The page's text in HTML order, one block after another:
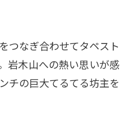
つなぎ合わせてタペスト
岩木山への熱い思いが感
チの巨大てるてる坊主を